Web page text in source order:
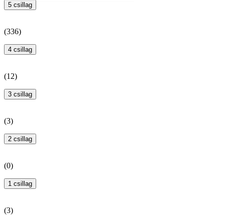
5 csillag
(336)
4 csillag
(12)
3 csillag
(3)
2 csillag
(0)
1 csillag
(3)